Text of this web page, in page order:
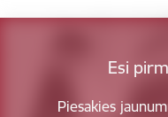
Esi
Piesakies